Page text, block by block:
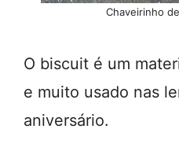
Chaveirinho
O biscuit é um
e muito usado nas
aniversário.